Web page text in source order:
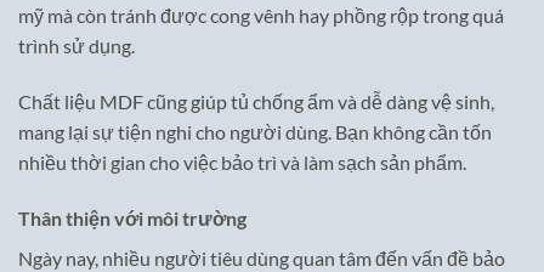
mỹ mà còn tránh được cong vênh hay phồng rộp trong quá
trình sử dụng.
Chất liệu MDF cũng giúp tủ chống ẩm và dễ dàng vệ sinh,
mang lại sự tiện nghi cho người dùng. Bạn không cần tốn
nhiều thời gian cho việc bảo trì và làm sạch sản phẩm.
Thân thiện với môi trường
Ngày nay, nhiều người tiêu dùng quan tâm đến vấn đề bảo